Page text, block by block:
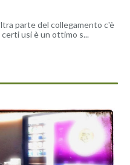
parte del collegamento c'è
usi è un ottimo s...